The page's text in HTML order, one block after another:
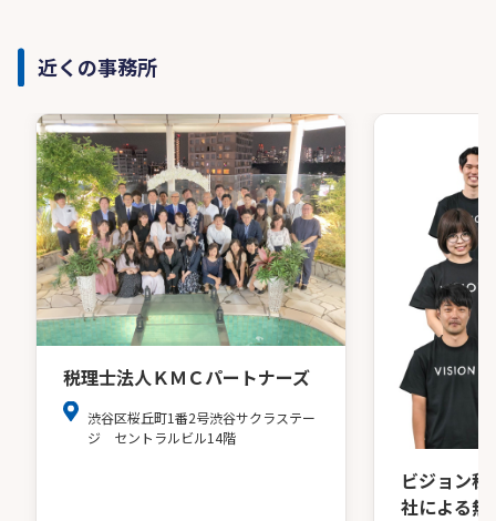
近くの事務所
税理士法人ＫＭＣパートナーズ
渋谷区桜丘町1番2号渋谷サクラステー
ジ セントラルビル14階
ビジョン
社による無